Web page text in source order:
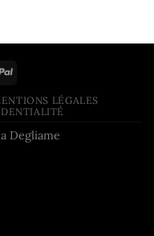
LÉGALES
Degliame